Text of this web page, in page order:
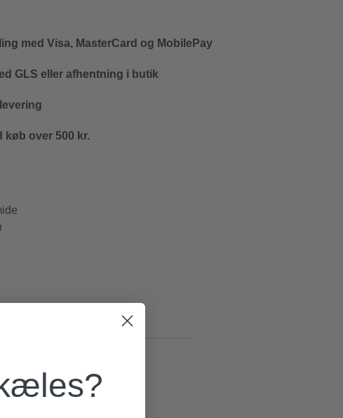
med Visa, MasterCard og MobilePay
GLS eller afhentning i butik
køb over 500 kr.